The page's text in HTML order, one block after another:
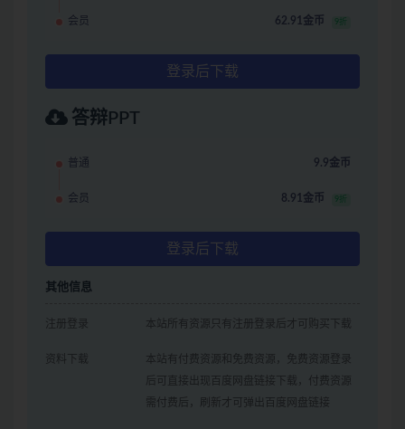
会员 62.91金币 9折
登录后下载
答辩PPT
普通 9.9金币
会员 8.91金币 9折
登录后下载
其他信息
注册登录 本站所有资源只有注册登录后才可购买下载
资料下载
本站有付费资源和免费资源，免费资源登录
后可直接出现百度网盘链接下载，付费资源
需付费后，刷新才可弹出百度网盘链接